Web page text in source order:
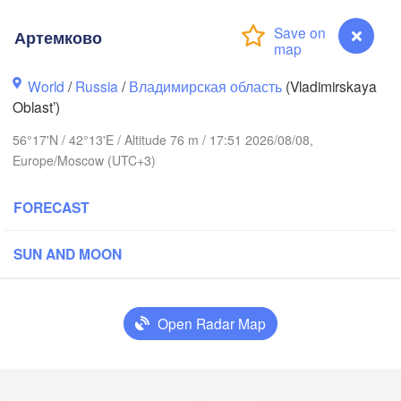
Артемково
World /Russia /Владимирская область (Vladimirskaya
Oblast’)
56°17'N / 42°13'E / Altitude 76 m / 17:51 2026/08/08,
Europe/Moscow (UTC+3)
FORECAST
SUN AND MOON
Open Radar Map
Вологда
(Vologda)